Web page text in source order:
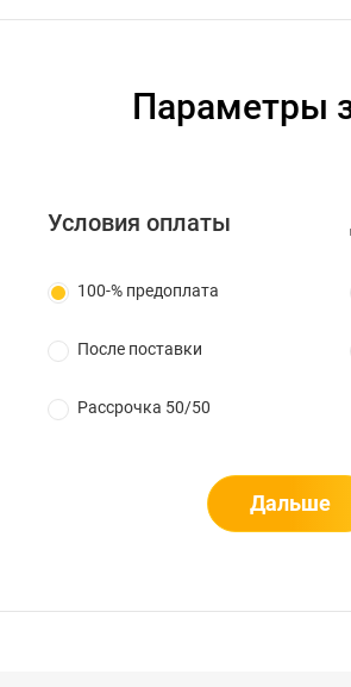
Параметры
Условия оплаты
100-% предоплата
После поставки
Рассрочка 50/50
Дальше